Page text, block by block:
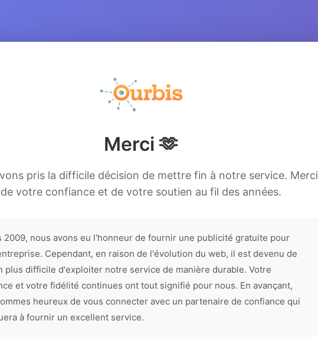
Merci 🫶
pris la difficile décision de mettre fin à notre service. Merci
de votre confiance et de votre soutien au fil des années.
2009, nous avons eu l'honneur de fournir une publicité gratuite pour
Cependant, en raison de l'évolution du web, il est devenu de
plus difficile d'exploiter notre service de manière durable. Votre
et votre fidélité continues ont tout signifié pour nous. En avançant,
heureux de vous connecter avec un partenaire de confiance qui
à fournir un excellent service.